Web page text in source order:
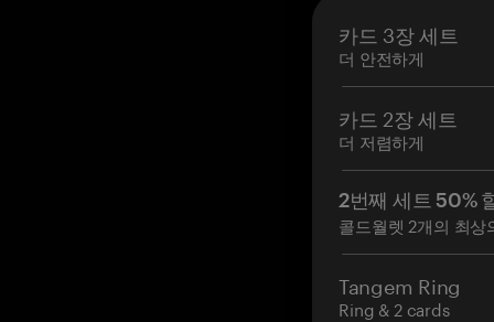
카드 3장 세트
더 안전하게
카드 2장 세트
더 저렴하게
2번째 세트 50%
콜드월렛 2개의 최상
Tangem Ring
Ring & 2 cards